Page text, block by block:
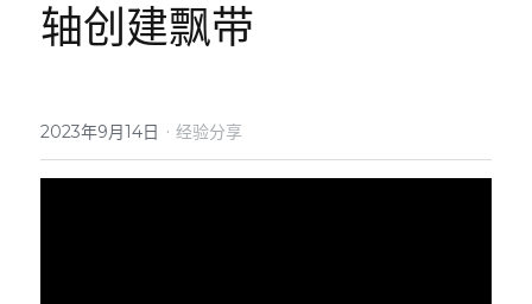
荣膺奖项
联系我们
轴创建飘带
2023年9月14日 · 经验分享